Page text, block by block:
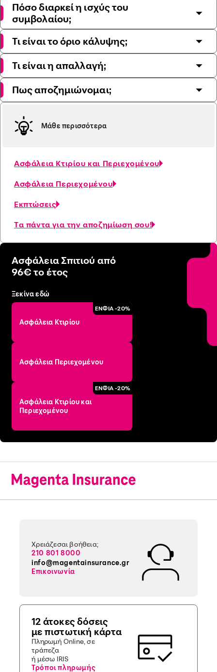
Πόσο διαρκεί η ισχύς του
συμβολαίου;
Τι είναι το όριο κάλυψης;
Τι είναι η απαλλαγή;
Πως αποζημιώνομαι;
Μάθε περισσότερα
Ασφάλεια Κτιρίου και Περιεχομένου
Aσφάλεια Περιεχομένου
Εκπτώσεις
Tα πάντα για την αποζημίωση σου!
Ασφάλεια Σπιτιού από
96€ το έτος
Ξεκίνα εδώ
ΕΝΦΙΑ -20%
Ασφάλεια Κτιρίου
Ασφάλεια Περιεχομένου
ΕΝΦΙΑ -20%
Ασφάλεια Κτιρίου και
Περιεχομένου
Χρειάζεσαι βοήθεια;
210 801 8000
info@magentainsurance.gr
Επικοινωνία
12 άτοκες δόσεις
με πιστωτική κάρτα
Πληρωμή Online, σε
τράπεζα
ή μέσω IRIS
Τρόποι πληρωμής